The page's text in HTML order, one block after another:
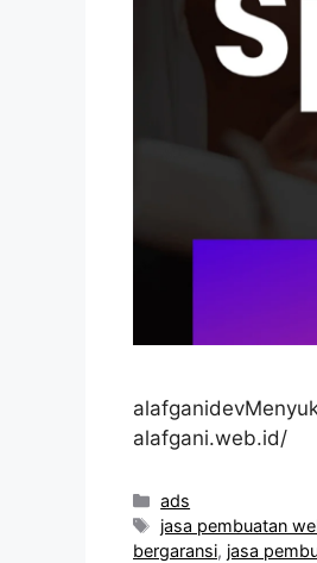
alafgani.web.id/
Categories
ads
Tags
jasa pembuatan
bergaransi, jasa